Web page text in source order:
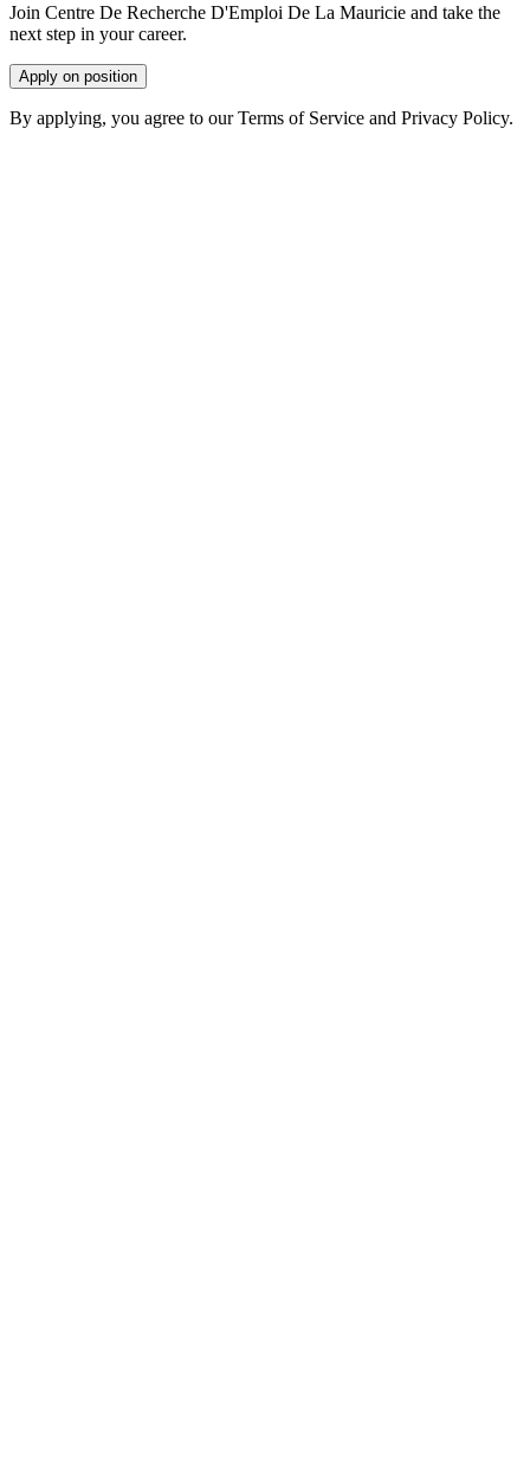
Join Centre De Recherche D'Emploi De La Mauricie and take the
next step in your career.
Apply on position
By applying, you agree to our Terms of Service and Privacy Policy.